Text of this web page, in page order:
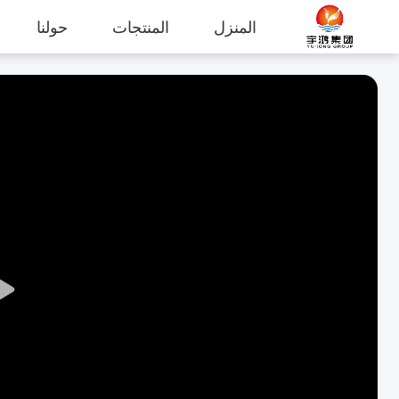
المنزل المنتجات حولنا